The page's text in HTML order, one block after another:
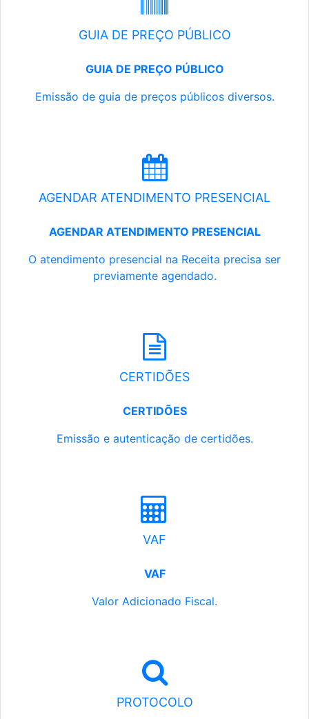
GUIA DE PREÇO PÚBLICO
GUIA DE PREÇO PÚBLICO
Emissão de guia de preços públicos diversos.
AGENDAR ATENDIMENTO PRESENCIAL
AGENDAR ATENDIMENTO PRESENCIAL
O atendimento presencial na Receita precisa ser
previamente agendado.
CERTIDÕES
CERTIDÕES
Emissão e autenticação de certidões.
VAF
VAF
Valor Adicionado Fiscal.
PROTOCOLO